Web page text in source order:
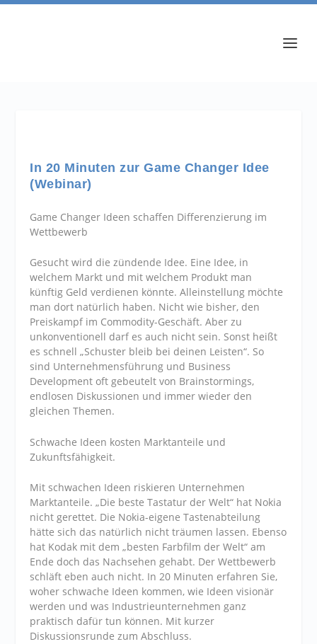
In 20 Minuten zur Game Changer Idee
(Webinar)
Game Changer Ideen schaffen Differenzierung im
Wettbewerb
Gesucht wird die zündende Idee. Eine Idee, in
welchem Markt und mit welchem Produkt man
künftig Geld verdienen könnte. Alleinstellung möchte
man dort natürlich haben. Nicht wie bisher, den
Preiskampf im Commodity-Geschäft. Aber zu
unkonventionell darf es auch nicht sein. Sonst heißt
es schnell „Schuster bleib bei deinen Leisten“. So
sind Unternehmensführung und Business
Development oft gebeutelt von Brainstormings,
endlosen Diskussionen und immer wieder den
gleichen Themen.
Schwache Ideen kosten Marktanteile und
Zukunftsfähigkeit.
Mit schwachen Ideen riskieren Unternehmen
Marktanteile. „Die beste Tastatur der Welt“ hat Nokia
nicht gerettet. Die Nokia-eigene Tastenabteilung
hätte sich das natürlich nicht träumen lassen. Ebenso
hat Kodak mit dem „besten Farbfilm der Welt“ am
Ende doch das Nachsehen gehabt. Der Wettbewerb
schläft eben auch nicht. In 20 Minuten erfahren Sie,
woher schwache Ideen kommen, wie Ideen visionär
werden und was Industrieunternehmen ganz
praktisch dafür tun können. Mit kurzer
Diskussionsrunde zum Abschluss.